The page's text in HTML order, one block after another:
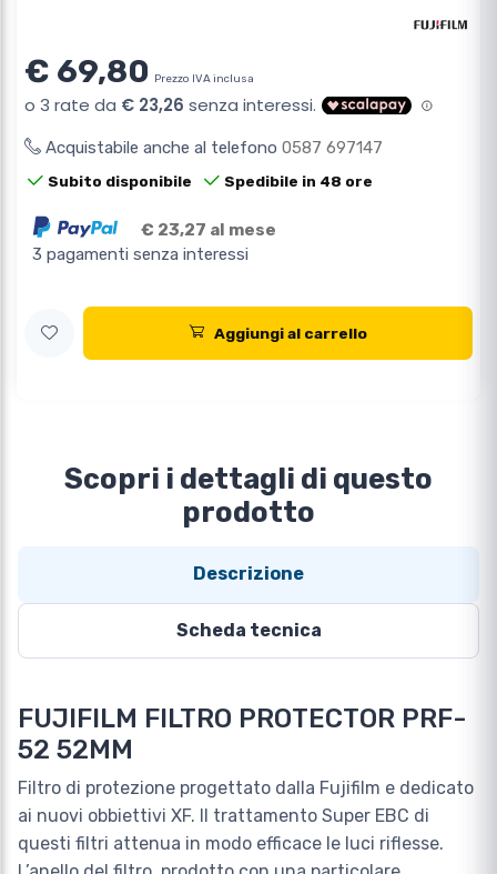
€ 69,80 Prezzo IVA inclusa
Acquistabile anche al telefono 0587 697147
Subito disponibile Spedibile in 48 ore
€ 23,27 al mese
3 pagamenti senza interessi
Aggiungi al carrello
Scopri i dettagli di questo
prodotto
Descrizione
Scheda tecnica
FUJIFILM FILTRO PROTECTOR PRF-
52 52MM
Filtro di protezione progettato dalla Fujifilm e dedicato
ai nuovi obbiettivi XF. Il trattamento Super EBC di
questi filtri attenua in modo efficace le luci riflesse.